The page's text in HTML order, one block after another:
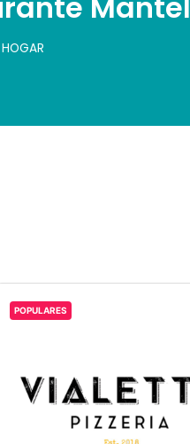
HOGAR
POPULARES